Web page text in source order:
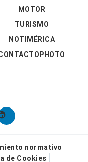
MOTOR
TURISMO
NOTIMÉRICA
normativo
de Cookies